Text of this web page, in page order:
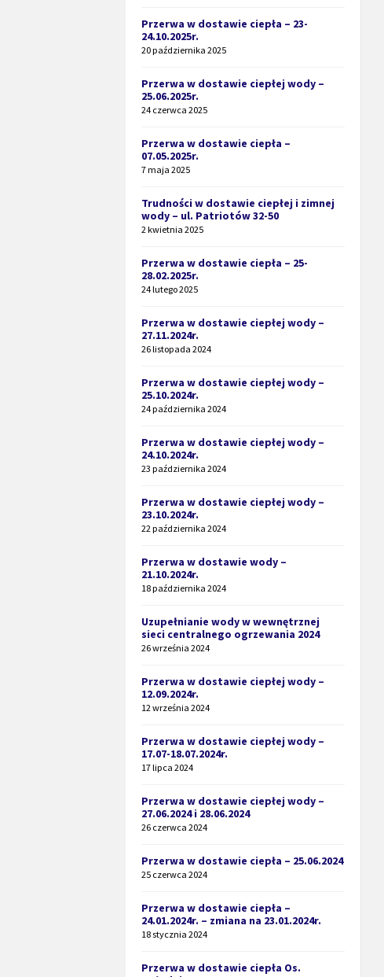
Przerwa w dostawie ciepła – 23-
24.10.2025r.
20 października 2025
Przerwa w dostawie ciepłej wody –
25.06.2025r.
24 czerwca 2025
Przerwa w dostawie ciepła –
07.05.2025r.
7 maja 2025
Trudności w dostawie ciepłej i zimnej
wody – ul. Patriotów 32-50
2 kwietnia 2025
Przerwa w dostawie ciepła – 25-
28.02.2025r.
24 lutego 2025
Przerwa w dostawie ciepłej wody –
27.11.2024r.
26 listopada 2024
Przerwa w dostawie ciepłej wody –
25.10.2024r.
24 października 2024
Przerwa w dostawie ciepłej wody –
24.10.2024r.
23 października 2024
Przerwa w dostawie ciepłej wody –
23.10.2024r.
22 października 2024
Przerwa w dostawie wody –
21.10.2024r.
18 października 2024
Uzupełnianie wody w wewnętrznej
sieci centralnego ogrzewania 2024
26 września 2024
Przerwa w dostawie ciepłej wody –
12.09.2024r.
12 września 2024
Przerwa w dostawie ciepłej wody –
17.07-18.07.2024r.
17 lipca 2024
Przerwa w dostawie ciepłej wody –
27.06.2024 i 28.06.2024
26 czerwca 2024
Przerwa w dostawie ciepła – 25.06.2024
25 czerwca 2024
Przerwa w dostawie ciepła –
24.01.2024r. – zmiana na 23.01.2024r.
18 stycznia 2024
Przerwa w dostawie ciepła Os.